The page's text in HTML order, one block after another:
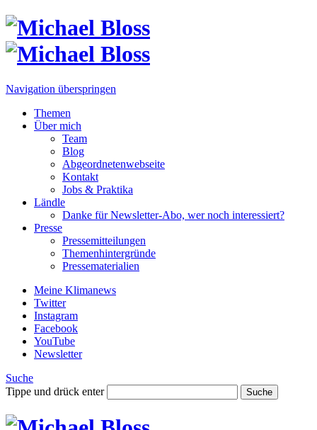
Navigation überspringen
Themen
Über mich
Team
Blog
Abgeordnetenwebseite
Kontakt
Jobs & Praktika
Ländle
Danke für Newsletter-Abo, wer noch interessiert?
Presse
Pressemitteilungen
Themenhintergründe
Pressematerialien
Meine Klimanews
Twitter
Instagram
Facebook
YouTube
Newsletter
Suche
Tippe und drück enter
Suche